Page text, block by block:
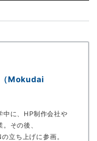
Mokudai
中に、HP制作会社や
その後、
立ち上げに参画。